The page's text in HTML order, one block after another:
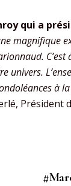
qui a
magnifique
C’est
univers.
à
Président